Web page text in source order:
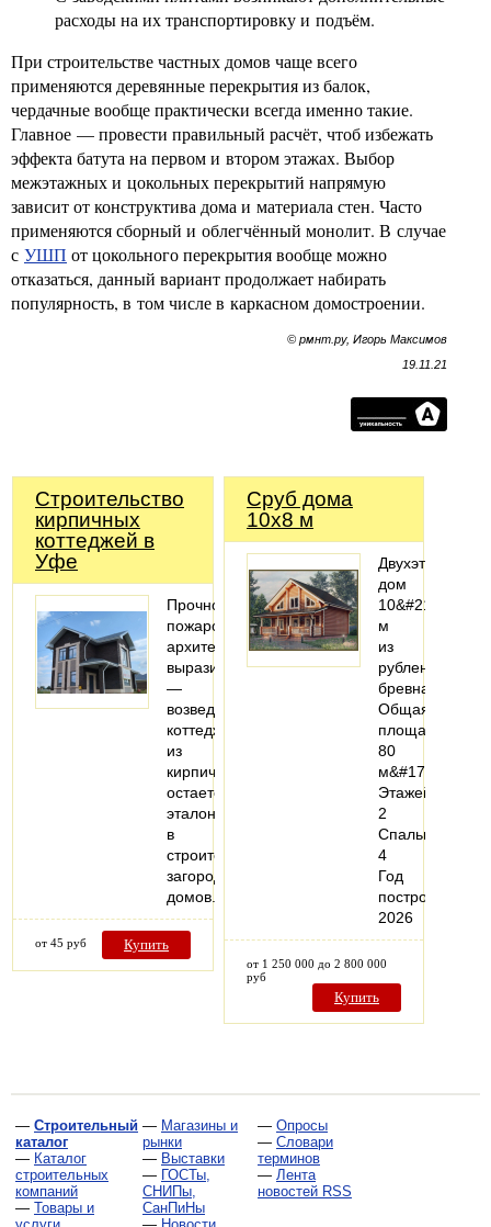
расходы на их транспортировку и подъём.
При строительстве частных домов чаще всего
применяются деревянные перекрытия из балок,
чердачные вообще практически всегда именно такие.
Главное — провести правильный расчёт, чтоб избежать
эффекта батута на первом и втором этажах. Выбор
межэтажных и цокольных перекрытий напрямую
зависит от конструктива дома и материала стен. Часто
применяются сборный и облегчённый монолит. В случае
с УШП от цокольного перекрытия вообще можно
отказаться, данный вариант продолжает набирать
популярность, в том числе в каркасном домостроении.
© рмнт.ру, Игорь Максимов
19.11.21
Строительство
кирпичных
коттеджей в
Уфе
Прочность,
пожаробезопасность,
архитектурная
выразительность
—
возведение
коттеджей
из
кирпича
остается
эталоном
в
строительстве
загородных
домов.
от 45 руб Купить
Сруб дома
10x8 м
Двухэтажный
дом
10&#215;8
м
из
рубленого
бревна
Общая
площадь:
80
м&#178;
Этажей:
2
Спальни:
4
Год
постройки:
2026
от 1 250 000 до 2 800 000
руб
Купить
— Строительный
каталог
— Каталог
строительных
компаний
— Товары и
— Магазины и
рынки
— Выставки
— ГОСТы,
СНИПы,
СанПиНы
— Опросы
— Словари
терминов
— Лента
новостей RSS